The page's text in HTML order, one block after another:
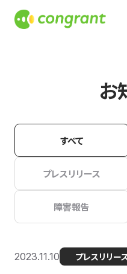
お
すべて
プレスリリース
障害報告
2023.11.10 プレスリリー